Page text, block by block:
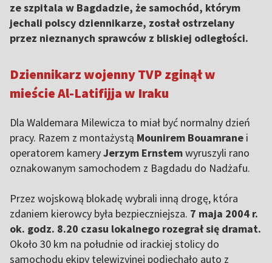
ze szpitala w Bagdadzie, że samochód, którym
jechali polscy dziennikarze, został ostrzelany
przez nieznanych sprawców z bliskiej odległości.
Dziennikarz wojenny TVP zginął w
mieście Al-Latifijja w Iraku
Dla Waldemara Milewicza to miał być normalny dzień
pracy. Razem z montażystą Mounirem Bouamrane i
operatorem kameryJerzym Ernstemwyruszyli rano
oznakowanym samochodem z Bagdadu do Nadżafu.
Przez wojskową blokadę wybrali inną drogę, która
zdaniem kierowcy była bezpieczniejsza. 7 maja 2004 r.
ok. godz. 8.20 czasu lokalnego rozegrał się dramat.
Około 30 km na południe od irackiej stolicy do
samochodu ekipy telewizyjnej podjechało auto z